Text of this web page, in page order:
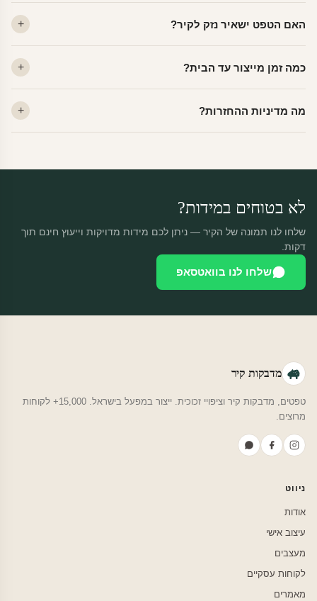
פרמיום. קנבס — בד אמנותי יוקרתי, מט.
האם הטפט ישאיר נזק לקיר?
מתאים לקיר מטויח, גבס, קרמיקה וזכוכית.
כמה זמן מייצור עד הבית?
יוצאות באותו יום.
מה מדיניות ההחזרות?
לא בטוחים במידות?
שלחו לנו תמונה של הקיר — ניתן לכם מידות מדויקות וייעוץ חינם תוך
דקות.
שלחו לנו בוואטסאפ
מדבקות קיר
טפטים, מדבקות קיר וציפויי זכוכית. ייצור במפעל בישראל. 15,000+ לקוחות
מרוצים.
ניווט
אודות
עיצוב אישי
מעצבים
לקוחות עסקיים
מאמרים